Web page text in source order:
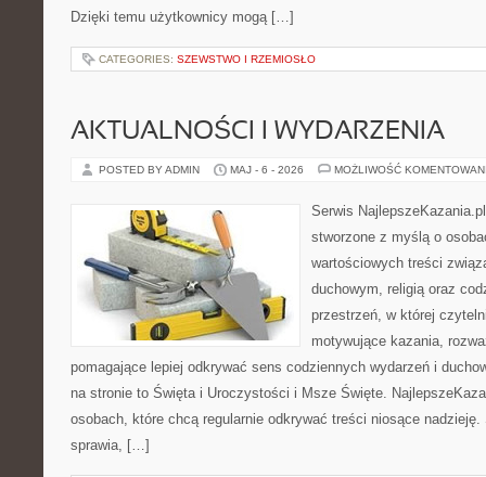
Dzięki temu użytkownicy mogą […]
CATEGORIES: SZEWSTWO I RZEMIOSŁO
AKTUALNOŚCI I WYDARZENIA
POSTED BY ADMIN MAJ - 6 - 2026 MOŻLIWOŚĆ
Serwis
stworzone z myślą o
wartościowych treści
duchowym, religią oraz
przestrzeń, w której
motywujące kazania,
pomagające lepiej odkrywać sens codziennych wydarzeń i
na stronie to Święta i Uroczystości i Msze Święte.
osobach, które chcą regularnie odkrywać treści niosące nadzieję.
sprawia, […]